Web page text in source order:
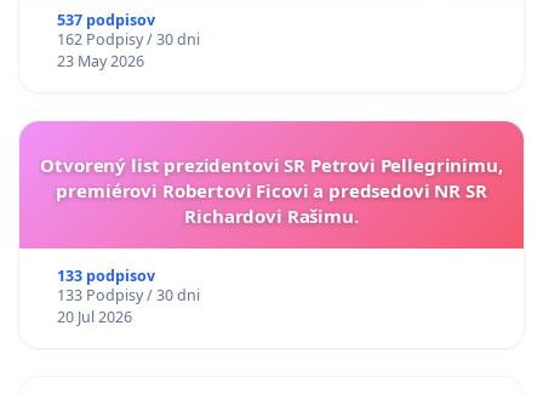
537 podpisov
162 Podpisy / 30 dni
23 May 2026
Otvorený list prezidentovi SR Petrovi Pellegrinimu,
premiérovi Robertovi Ficovi a predsedovi NR SR
Richardovi Rašimu.
133 podpisov
133 Podpisy / 30 dni
20 Jul 2026